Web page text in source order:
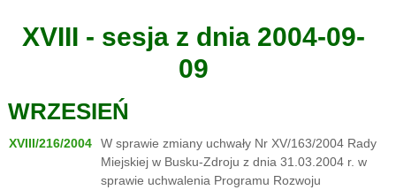
XVIII - sesja z dnia 2004-09-
09
WRZESIEŃ
XVIII/216/2004
W sprawie zmiany uchwały Nr XV/163/2004 Rady
Miejskiej w Busku-Zdroju z dnia 31.03.2004 r. w
sprawie uchwalenia Programu Rozwoju